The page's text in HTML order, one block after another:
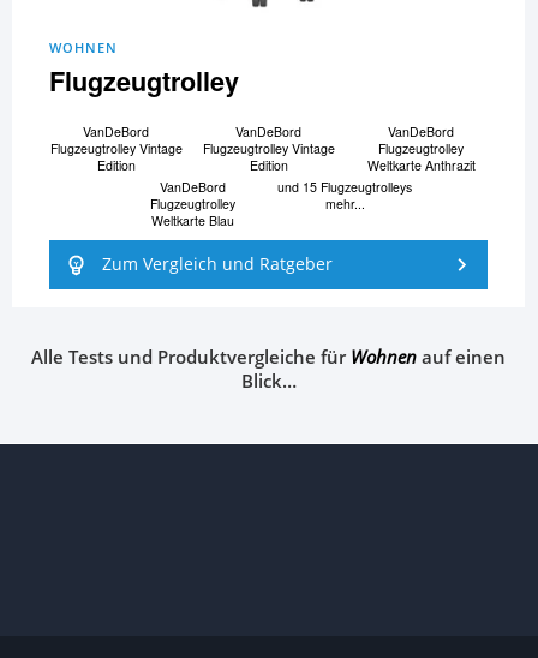
WOHNEN
Flugzeugtrolley
VanDeBord
Flugzeugtrolley Vintage
Edition
VanDeBord
Flugzeugtrolley Vintage
Edition
VanDeBord
Flugzeugtrolley
Weltkarte Anthrazit
VanDeBord
Flugzeugtrolley
Weltkarte Blau
und 15 Flugzeugtrolleys
mehr...
Zum Vergleich und Ratgeber
Alle Tests und Produktvergleiche fürWohnenauf einen
Blick…